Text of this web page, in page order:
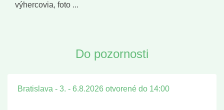
výhercovia, foto ...
Do pozornosti
Bratislava - 3. - 6.8.2026 otvorené do 14:00